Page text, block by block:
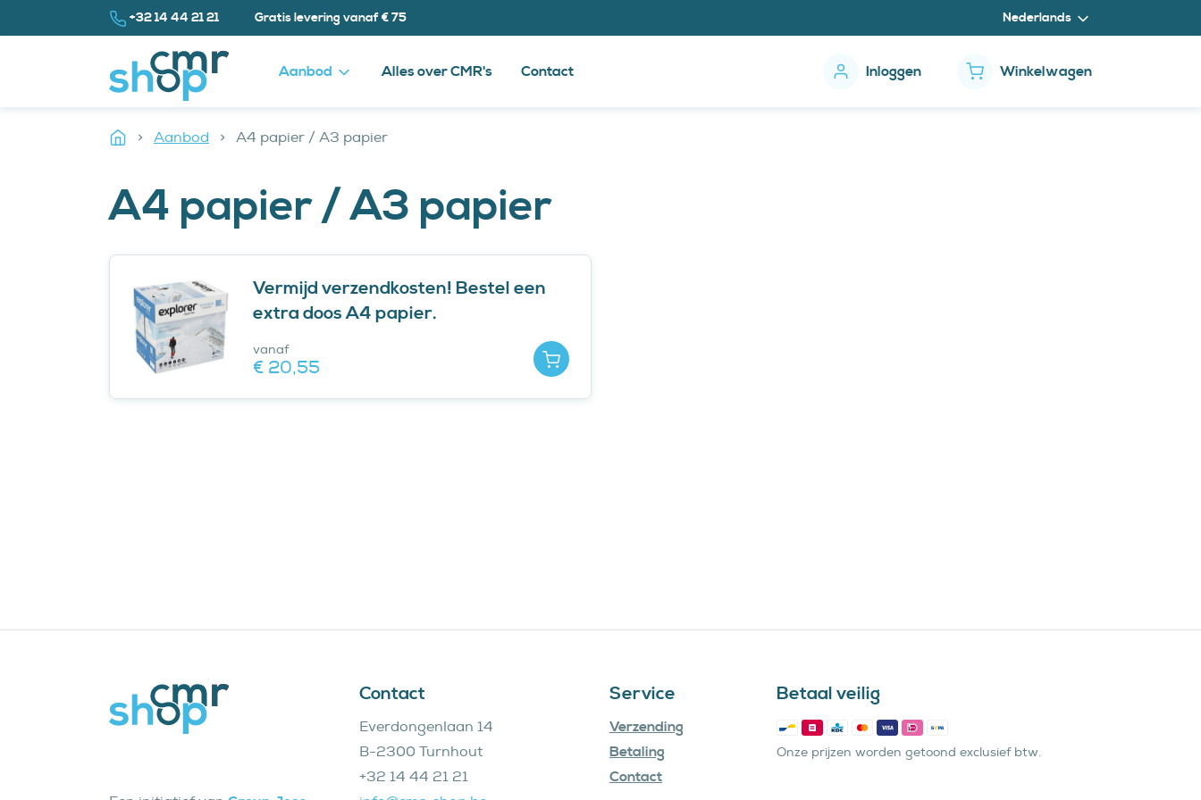
Aanbod Alles over CMR's Contact Inloggen Winkelwagen
Bel ons op
+32 14 44 21 21 Gratis levering vanaf € 75 Nederlands
HomeAanbod A4 papier / A3 papier
A4 papier / A3 papier
Vermijd verzendkosten! Bestel een
extra doos A4 papier.
vanaf
€ 20,55 Toevoegen aan winkelmandje
Contact
Everdongenlaan 14
B-2300 Turnhout
+32 14 44 21 21
Service
Verzending
Betaling
Contact
Betaal veilig
Onze prijzen worden getoond exclusief btw.